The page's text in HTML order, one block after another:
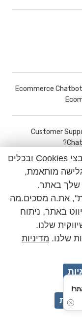
Ecommerce
Customer
Chatbot For
Customer
Service
לידיעתך: באתר זה נעשה שימוש בקבצי Cookies ובכלים
מותאמת,
שלך באתר.
את.ה מסכים.מה
באתר, ניתוח
שלנו.
שלנו. מדיניות